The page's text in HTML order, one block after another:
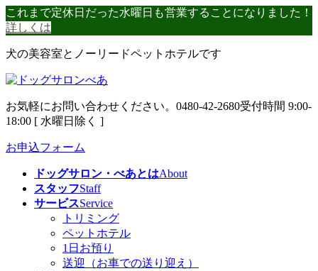
コ
ン
ン
ツ
へ
ス
キ
プ
ナ
ビ
ー
シ
ョ
ン
に
動
これまで定休日だった水曜日も営業することになりました！
詳しくは
犬の美容室とノーリードペットホテルです
お気軽にお問い合わせください。 0480-42-2680受付時間 9:00-
18:00 [ 水曜日除く ]
お申込フォーム
ドッグサロン・べあとはAbout
スタッフStaff
サービスService
トリミング
ペットホテル
1日お預り
送迎（お車での送り迎え）